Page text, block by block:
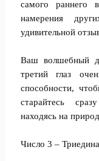
самого раннего
намерения
удивительной
Ваш волшебный
третий глаз
способности,
старайтесь
находясь на
Число 3 –